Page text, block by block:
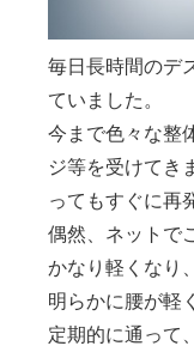
毎日長時間のデ
ていました。
今まで色々な整
ジ等を受けてき
ってもすぐに再
偶然、ネットで
かなり軽くなり
明らかに腰が軽
定期的に通って